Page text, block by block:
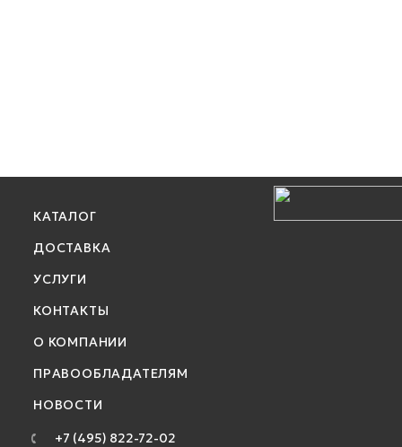
КАТАЛОГ
ДОСТАВКА
УСЛУГИ
КОНТАКТЫ
О КОМПАНИИ
ПРАВООБЛАДАТЕЛЯМ
НОВОСТИ
+7 (495) 822-72-02